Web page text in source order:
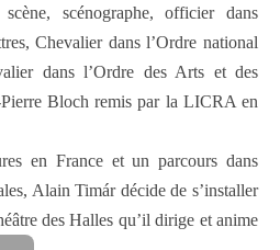
scénographe, officier dans
Chevalier dans l’Ordre national
dans l’Ordre des Arts et des
Bloch remis par la LICRA en
en France et un parcours dans
Alain Timár décide de s’installer
des Halles qu’il dirige et anime